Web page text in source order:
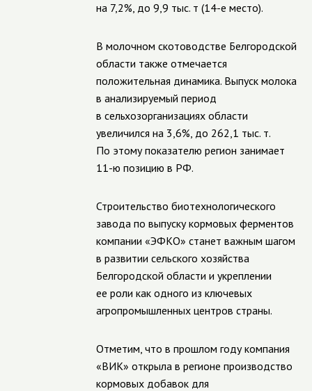
на 7,2%, до 9,9 тыс. т (14-е место).
В молочном скотоводстве Белгородской
области также отмечается
положительная динамика. Выпуск молока
в анализируемый период
в сельхозорганизациях области
увеличился на 3,6%, до 262,1 тыс. т.
По этому показателю регион занимает
11-ю позицию в РФ.
Строительство биотехнологического
завода по выпуску кормовых ферментов
компании «ЭФКО» станет важным шагом
в развитии сельского хозяйства
Белгородской области и укреплении
ее роли как одного из ключевых
агропромышленных центров страны.
Отметим, что в прошлом году компания
«ВИК» открыла в регионе производство
кормовых добавок для